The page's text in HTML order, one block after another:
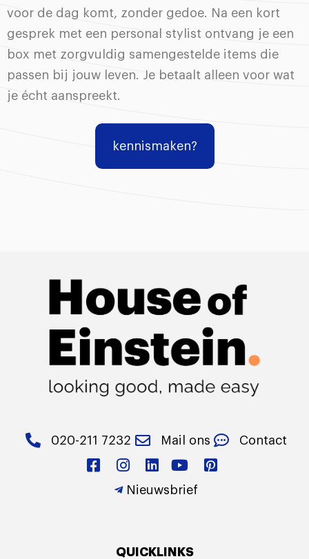
voor de dag komt, zonder gedoe. Na een kort
gesprek met een personal stylist ontvang je een
box met zorgvuldig samengestelde items die
passen bij jouw leven. Je betaalt alleen voor wat
je écht aanspreekt.
kennismaken?
020-211 7232 Mail ons Contact
Nieuwsbrief
QUICKLINKS